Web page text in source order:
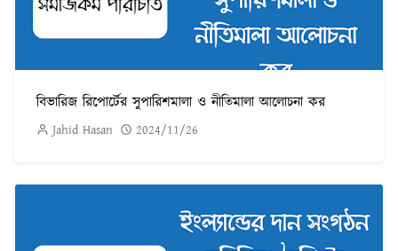
বিভারিজ রিপোর্টের সুপারিশমালা ও নীতিমালা আলোচনা কর
Jahid Hasan 2024/11/26